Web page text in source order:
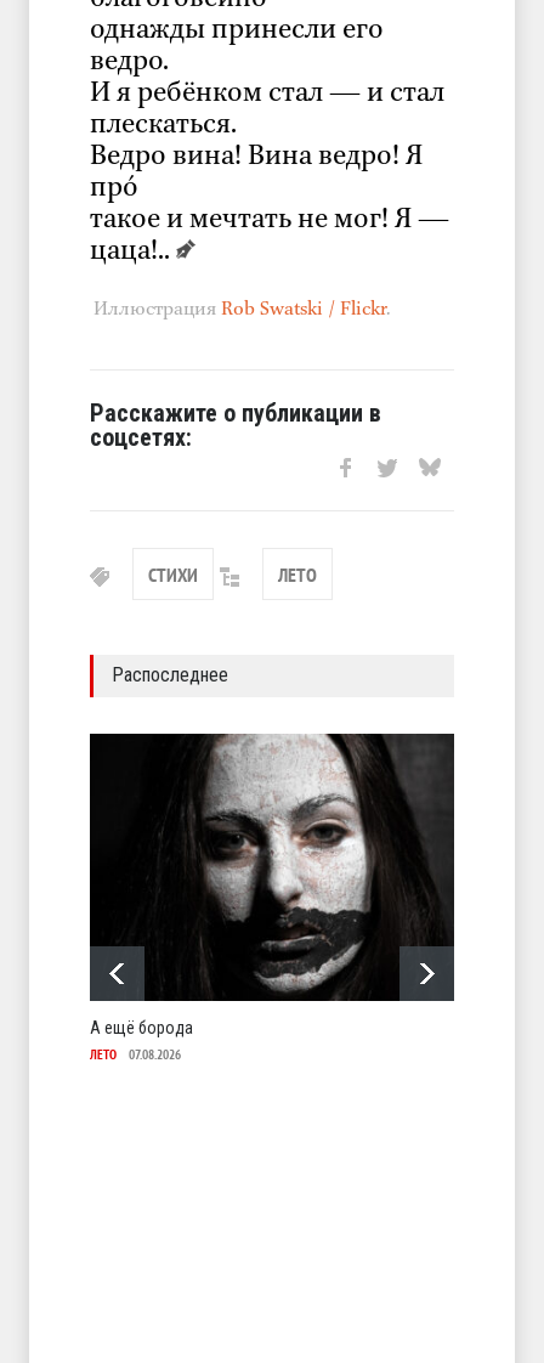
однажды принесли его
ведро.
И я ребёнком стал — и стал
плескаться.
Ведро вина! Вина ведро! Я
прó
такое и мечтать не мог! Я —
цаца!..
Иллюстрация Rob Swatski / Flickr.
Расскажите о публикации в
соцсетях:
СТИХИ ЛЕТО
Распоследнее
А ещё борода
ЛЕТО 07.08.2026